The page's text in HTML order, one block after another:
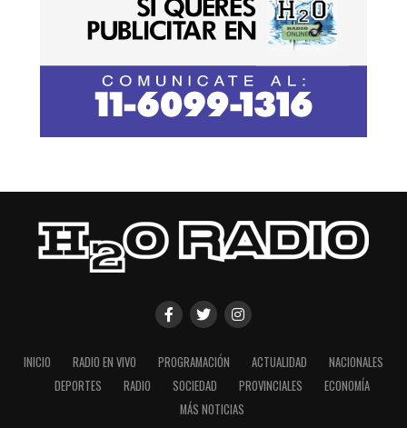
INICIO RADIO EN VIVO PROGRAMACIÓN ACTUALIDAD
NACIONALES
DEPORTES
RADIO SOCIEDAD PROVINCIALES
ECONOMÍA
MÁS NOTICIAS